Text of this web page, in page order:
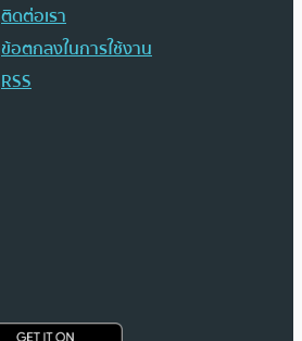
ติดต่อเรา
ข้อตกลงในการใช้งาน
RSS